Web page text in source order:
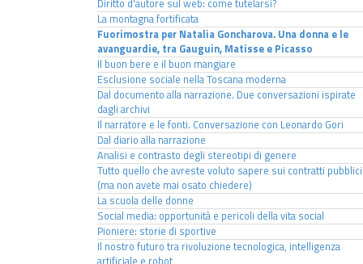
Diritto d'autore sul web: come tutelarsi?
La montagna fortificata
Fuorimostra per Natalia Goncharova. Una donna e le
avanguardie, tra Gauguin, Matisse e Picasso
Il buon bere e il buon mangiare
Esclusione sociale nella Toscana moderna
Dal documento alla narrazione. Due conversazioni ispirate
dagli archivi
Il narratore e le fonti. Conversazione con Leonardo Gori
Dal diario alla narrazione
Analisi e contrasto degli stereotipi di genere
Tutto quello che avreste voluto sapere sui contratti pubblici
(ma non avete mai osato chiedere)
La scuola delle donne
Social media: opportunità e pericoli della vita social
Pioniere: storie di sportive
Il nostro futuro tra rivoluzione tecnologica, intelligenza
artificiale e robot